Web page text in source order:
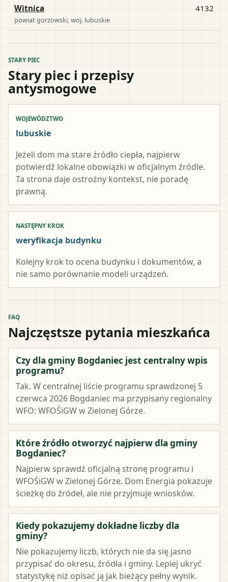
Witnica
powiatgorzowski , woj. lubuskie
4132
STARY PIEC
Stary piec i przepisy
antysmogowe
WOJEWÓDZTWO
lubuskie
Jeżeli dom ma stare źródło ciepła, najpierw
potwierdź lokalne obowiązki w oficjalnym źródle.
Ta strona daje ostrożny kontekst, nie poradę
prawną.
NASTĘPNY KROK
weryfikacja budynku
Kolejny krok to ocena budynku i dokumentów, a
nie samo porównanie modeli urządzeń.
FAQ
Najczęstsze pytania mieszkańca
Czy dla gminy Bogdaniec jest centralny wpis
programu?
Tak. W centralnej liście programu sprawdzonej 5
czerwca 2026 Bogdaniec ma przypisany regionalny
WFO: WFOŚiGW w Zielonej Górze.
Które źródło otworzyć najpierw dla gminy
Bogdaniec?
Najpierw sprawdź oficjalną stronę programu i
WFOŚiGW w Zielonej Górze. Dom Energia pokazuje
ścieżkę do źródeł, ale nie przyjmuje wniosków.
Kiedy pokazujemy dokładne liczby dla
gminy?
Nie pokazujemy liczb, których nie da się jasno
przypisać do okresu, źródła i gminy. Lepiej ukryć
statystykę niż opisać ją jak bieżący pełny wynik.